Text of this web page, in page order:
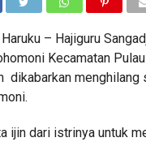
– Hajiguru
Kecamatan
dikabarkan menghilang
ijin dari istrinya untuk